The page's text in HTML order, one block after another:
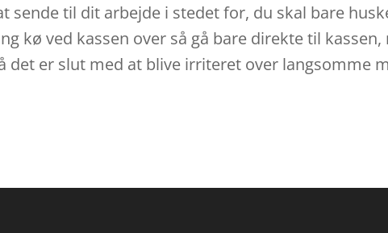
sende til dit arbejde i stedet for, du skal bare
kø ved kassen over så gå bare direkte til
det er slut med at blive irriteret over langsomme